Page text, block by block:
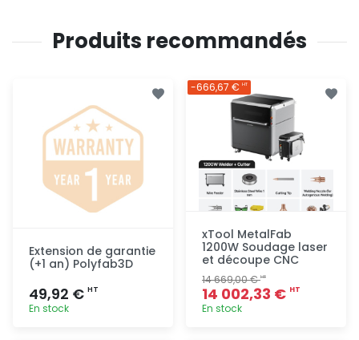
Produits recommandés
Extension de garantie
(+1 an) Polyfab3D
49,92 € HT
En stock
xTool MetalFab
1200W Soudage laser
et découpe CNC
14 669,00 €HT
14 002,33 € HT
En stock
-666,67 € HT